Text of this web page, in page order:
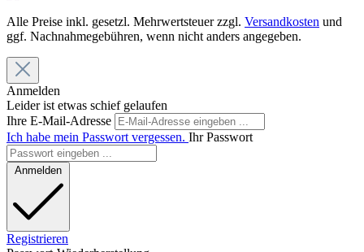
Alle Preise inkl. gesetzl. Mehrwertsteuer zzgl. Versandkosten und
ggf. Nachnahmegebühren, wenn nicht anders angegeben.
Anmelden
Leider ist etwas schief gelaufen
Ihre E-Mail-Adresse
Ich habe mein Passwort vergessen. Ihr Passwort
Anmelden
Registrieren